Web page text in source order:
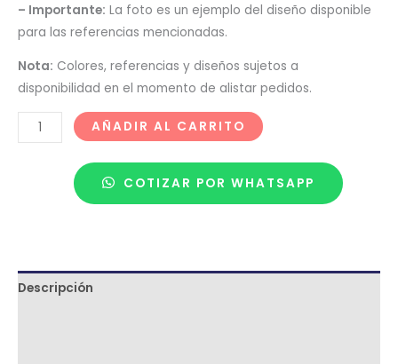
– Importante: La foto es un ejemplo del diseño disponible
para las referencias mencionadas.
Nota: Colores, referencias y diseños sujetos a
disponibilidad en el momento de alistar pedidos.
AÑADIR AL CARRITO
COTIZAR POR WHATSAPP
Descripción